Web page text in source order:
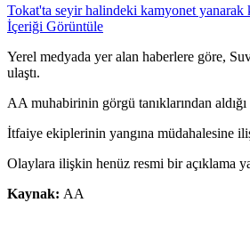
Tokat'ta seyir halindeki kamyonet yanarak
İçeriği Görüntüle
Yerel medyada yer alan haberlere göre,
ulaştı.
AA muhabirinin görgü tanıklarından
İtfaiye ekiplerinin yangına müdahalesine
Olaylara ilişkin henüz resmi bir açıklama
Kaynak: AA